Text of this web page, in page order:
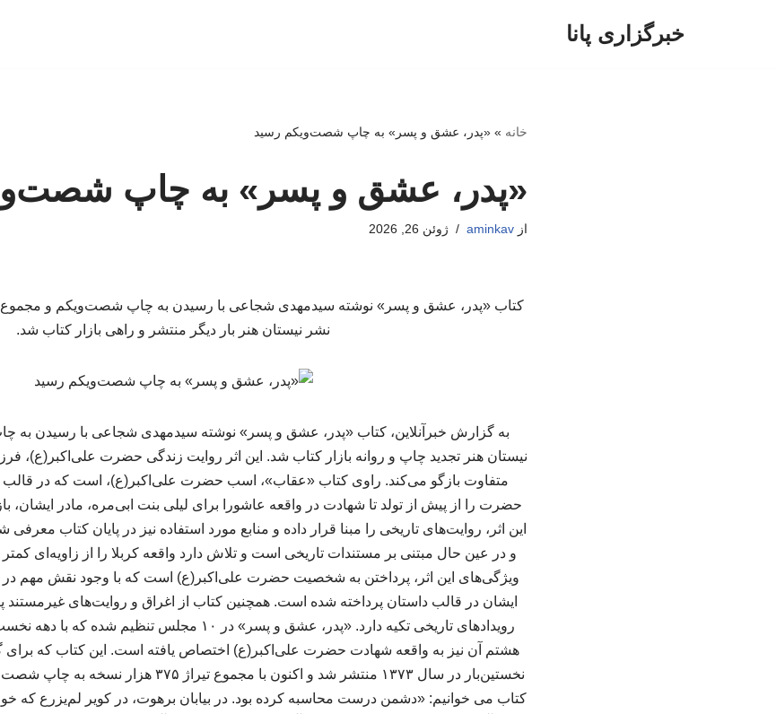
خبرگزاری پانا
خانه »«پدر، عشق و پسر» به چاپ شصت‌ویکم رسید
«پدر، عشق و پسر» به چاپ
ازaminkav ژوئن 26, 2026
نشر نیستان هنر بار دیگر منتشر و راهی بازار کتاب شد.
به گزارش خبرآنلاین، کتاب «پدر، عشق و پسر» نوشته سیدمهدی شجاعی با رسیدن
نیستان هنر تجدید چاپ و روانه بازار کتاب شد. این اثر روایت زندگی حضرت علی‌اکبر(ع)،
حضرت را از پیش از تولد تا شهادت در واقعه عاشورا برای لیلی بنت ابی‌مره، مادر ایشان،
این اثر، روایت‌های تاریخی را مبنا قرار داده و منابع مورد استفاده نیز در پایان کتاب
و در عین حال مبتنی بر مستندات تاریخی است و تلاش دارد واقعه کربلا را از زاویه‌ای
ویژگی‌های این اثر، پرداختن به شخصیت حضرت علی‌اکبر(ع) است که با وجود نقش مهم در
ایشان در قالب داستان پرداخته شده است. همچنین کتاب از اغراق و روایت‌های غیرمستند
رویدادهای تاریخی تکیه دارد. «پدر، عشق و پسر» در ۱۰
هشتم آن نیز به واقعه شهادت حضرت علی‌اکبر(ع) اختصاص یافته است. این کتاب که برای
نخستین‌بار در سال ۱۳۷۳ منتشر شد و اکنون با
کتاب می خوانیم: «دشمن درست محاسبه کرده بود. در بیابان برهوت، در کویر لم‌یزرع که